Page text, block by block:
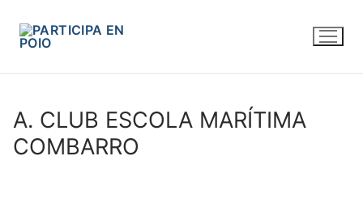
A. CLUB ESCOLA MARÍTIMA
COMBARRO